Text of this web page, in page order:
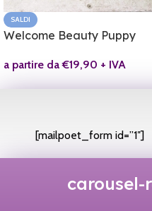
SALDI
Welcome Beauty Puppy
a partire da€19,90 + IVA
[mailpoet_form id=”1″]
carousel-